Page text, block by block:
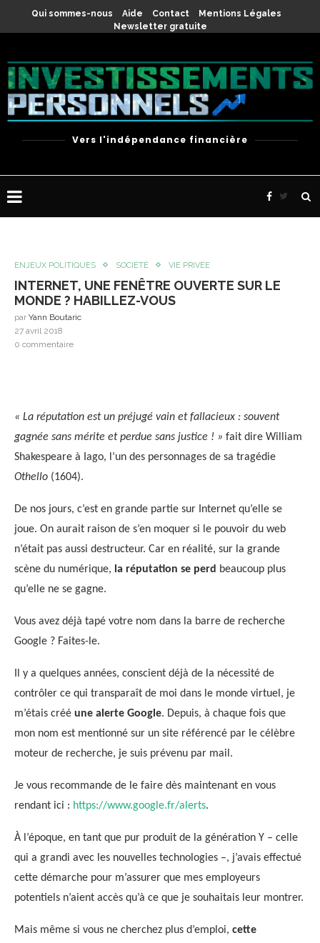
Qui sommes-nous Aide Contact
Mentions Légales
Newsletter gratuite
Vers l'indépendance financière
ENJEUX POLITIQUES SOCIÉTÉ VIE PRIVÉE
INTERNET, UNE FENÊTRE OUVERTE SUR LE
MONDE ? HABILLEZ-VOUS
par Yann Boutaric
27 avril 2018
0 commentaire
« La réputation est un préjugé vain et fallacieux : souvent
gagnée sans mérite et perdue sans justice ! » fait dire William
Shakespeare à Iago, l’un des personnages de sa tragédie
Othello (1604).
De nos jours, c’est en grande partie sur Internet qu’elle se
joue. On aurait raison de s’en moquer si le pouvoir du web
n’était pas aussi destructeur. Car en réalité, sur la grande
scène du numérique, la réputation se perd beaucoup plus
qu’elle ne se gagne.
Vous avez déjà tapé votre nom dans la barre de recherche
Google ? Faites-le.
Il y a quelques années, conscient déjà de la nécessité de
contrôler ce qui transparaît de moi dans le monde virtuel, je
m’étais créé une alerte Google. Depuis, à chaque fois que
mon nom est mentionné sur un site référencé par le célèbre
moteur de recherche, je suis prévenu par mail.
Je vous recommande de le faire dès maintenant en vous
rendant ici : https://www.google.fr/alerts.
À l’époque, en tant que pur produit de la génération Y – celle
qui a grandi avec les nouvelles technologies –, j’avais effectué
cette démarche pour m’assurer que mes employeurs
potentiels n’aient accès qu’à ce que je souhaitais leur montrer.
Mais même si vous ne cherchez plus d’emploi, cette